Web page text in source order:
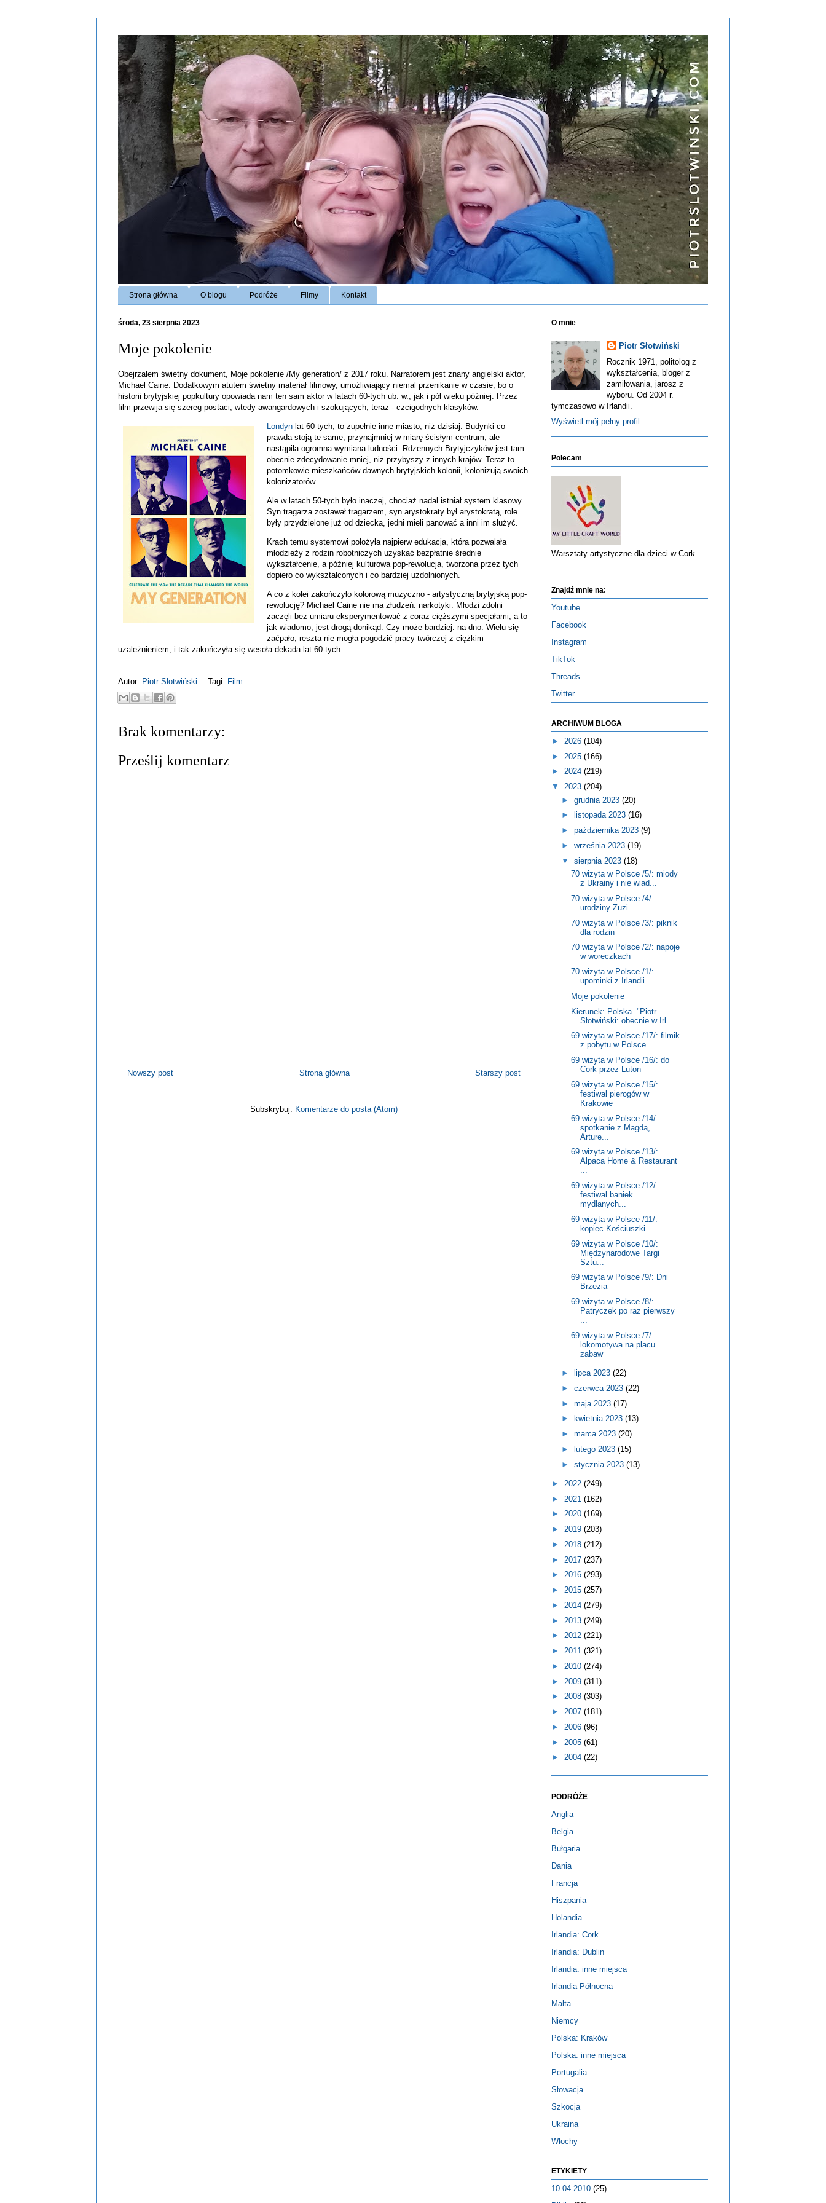
Strona główna O blogu Podróże Filmy Kontakt
środa, 23 sierpnia 2023
Moje pokolenie
Obejrzałem świetny dokument, Moje pokolenie /My generation/ z 2017 roku. Narratorem jest znany angielski aktor,
Michael Caine. Dodatkowym atutem świetny materiał filmowy, umożliwiający niemal przenikanie w czasie, bo o
historii brytyjskiej popkultury opowiada nam ten sam aktor w latach 60-tych ub. w., jak i pół wieku później. Przez
film przewija się szereg postaci, wtedy awangardowych i szokujących, teraz - czcigodnych klasyków.
Londyn lat 60-tych, to zupełnie inne miasto, niż dzisiaj. Budynki co
prawda stoją te same, przynajmniej w miarę ścisłym centrum, ale
nastąpiła ogromna wymiana ludności. Rdzennych Brytyjczyków jest tam
obecnie zdecydowanie mniej, niż przybyszy z innych krajów. Teraz to
potomkowie mieszkańców dawnych brytyjskich kolonii, kolonizują swoich
kolonizatorów.
Ale w latach 50-tych było inaczej, chociaż nadal istniał system klasowy.
Syn tragarza zostawał tragarzem, syn arystokraty był arystokratą, role
były przydzielone już od dziecka, jedni mieli panować a inni im służyć.
Krach temu systemowi położyła najpierw edukacja, która pozwalała
młodzieży z rodzin robotniczych uzyskać bezpłatnie średnie
wykształcenie, a później kulturowa pop-rewolucja, tworzona przez tych
dopiero co wykształconych i co bardziej uzdolnionych.
A co z kolei zakończyło kolorową muzyczno - artystyczną brytyjską pop-
rewolucję? Michael Caine nie ma złudzeń: narkotyki. Młodzi zdolni
zaczęli bez umiaru eksperymentować z coraz cięższymi specjałami, a to
jak wiadomo, jest drogą donikąd. Czy może bardziej: na dno. Wielu się
zaćpało, reszta nie mogła pogodzić pracy twórczej z ciężkim
uzależnieniem, i tak zakończyła się wesoła dekada lat 60-tych.
Autor: Piotr Słotwiński Tagi: Film
Brak komentarzy:
Prześlij komentarz
Nowszy post Starszy post
Strona główna
Subskrybuj: Komentarze do posta (Atom)
O mnie
Piotr Słotwiński
Rocznik 1971, politolog z
wykształcenia, bloger z
zamiłowania, jarosz z
wyboru. Od 2004 r.
tymczasowo w Irlandii.
Wyświetl mój pełny profil
Polecam
Warsztaty artystyczne dla dzieci w Cork
Znajdź mnie na:
Youtube
Facebook
Instagram
TikTok
Threads
Twitter
ARCHIWUM BLOGA
► 2026 (104)
► 2025 (166)
► 2024 (219)
▼ 2023 (204)
► grudnia 2023 (20)
►
listopada 2023 (16)
► października 2023 (9)
► września 2023 (19)
▼ sierpnia 2023 (18)
70 wizyta w Polsce /5/: miody
z Ukrainy i nie wiad...
70 wizyta w Polsce /4/:
urodziny Zuzi
70 wizyta w Polsce /3/: piknik
dla rodzin
70 wizyta w Polsce /2/: napoje
w woreczkach
70 wizyta w Polsce /1/:
upominki z Irlandii
Moje pokolenie
Kierunek: Polska. "Piotr
Słotwiński: obecnie w Irl...
69 wizyta w Polsce /17/: filmik
z pobytu w Polsce
69 wizyta w Polsce /16/: do
Cork przez Luton
69 wizyta w Polsce /15/:
festiwal pierogów w
Krakowie
69 wizyta w Polsce /14/:
spotkanie z Magdą,
Arture...
69 wizyta w Polsce /13/:
Alpaca Home & Restaurant
...
69 wizyta w Polsce /12/:
festiwal baniek
mydlanych...
69 wizyta w Polsce /11/:
kopiec Kościuszki
69 wizyta w Polsce /10/:
Międzynarodowe Targi
Sztu...
69 wizyta w Polsce /9/: Dni
Brzezia
69 wizyta w Polsce /8/:
Patryczek po raz pierwszy
...
69 wizyta w Polsce /7/:
lokomotywa na placu
zabaw
► lipca 2023 (22)
► czerwca 2023 (22)
► maja 2023 (17)
►
kwietnia 2023 (13)
► marca 2023 (20)
►
lutego 2023 (15)
► stycznia 2023 (13)
► 2022 (249)
► 2021 (162)
► 2020 (169)
► 2019 (203)
► 2018 (212)
► 2017 (237)
► 2016 (293)
► 2015 (257)
► 2014 (279)
► 2013 (249)
► 2012 (221)
► 2011 (321)
► 2010 (274)
► 2009 (311)
► 2008 (303)
► 2007 (181)
► 2006 (96)
► 2005 (61)
► 2004 (22)
PODRÓŻE
Anglia
Belgia
Bułgaria
Dania
Francja
Hiszpania
Holandia
Irlandia: Cork
Irlandia: Dublin
Irlandia: inne miejsca
Irlandia Północna
Malta
Niemcy
Polska: Kraków
Polska: inne miejsca
Portugalia
Słowacja
Szkocja
Ukraina
Włochy
ETYKIETY
10.04.2010 (25)